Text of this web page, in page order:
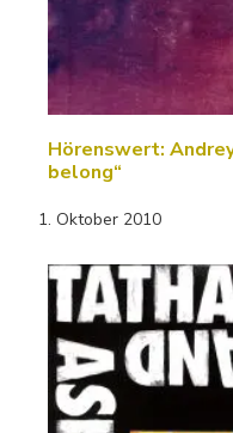
Hörenswert:
belong“
1. Oktober 2010